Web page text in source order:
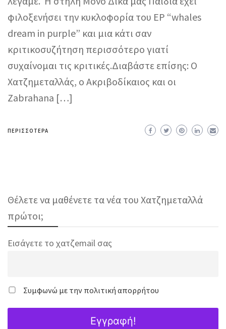
φιλοξενήσει την κυκλοφορία του EP “whales
dream in purple” και μια κάτι σαν
κριτικοσυζήτηση περισσότερο γιατί
συχαίνομαι τις κριτικές.Διαβάστε επίσης: Ο
Χατζημεταλλάς, ο Ακριβοδίκαιος και οι
Zabrahana […]
ΠΕΡΙΣΣΌΤΕΡΑ
Θέλετε να μαθένετε τα νέα του Χατζημεταλλά
πρώτοι;
Εισάγετε το χατζemail σας
Συμφωνώ με την πολιτική απορρήτου